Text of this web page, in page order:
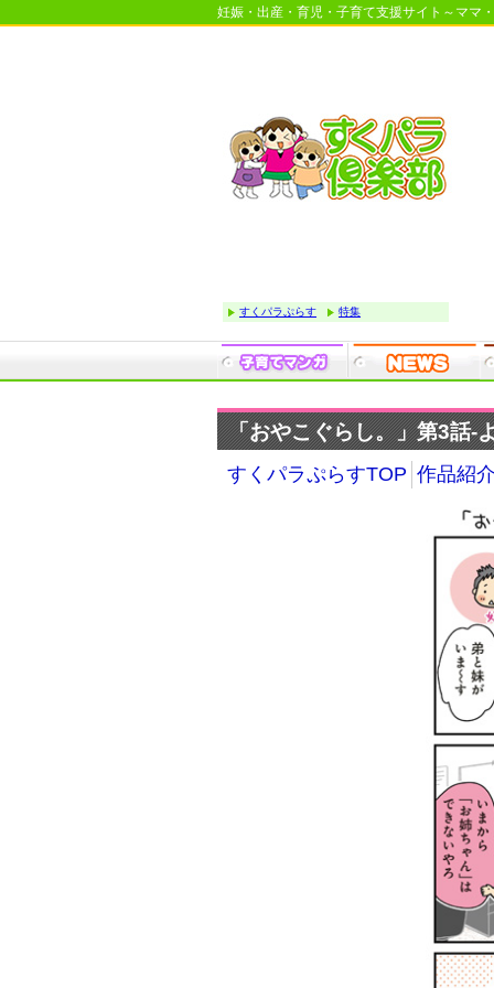
妊娠・出産・育児・子育て支援サイト～ママ
すくパラぷらす 特集
「おやこぐらし。」第3話-
すくパラぷらすTOP 作品紹